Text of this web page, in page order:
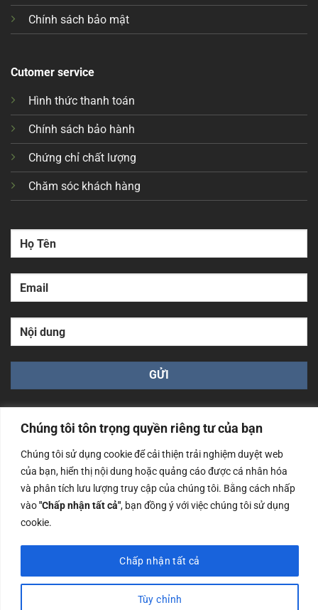
Chúng tôi tôn trọng quyền riêng tư của bạn
Chúng tôi sử dụng cookie để cải thiện trải nghiệm duyệt web
của bạn, hiển thị nội dung hoặc quảng cáo được cá nhân hóa
và phân tích lưu lượng truy cập của chúng tôi. Bằng cách nhấp
vào"Chấp nhận tất cả", bạn đồng ý với việc chúng tôi sử dụng
cookie.
Tùy chỉnh
Chấp nhận tất cả
Chính sách bảo mật
Cutomer service
Hình thức thanh toán
Chính sách bảo hành
Chứng chỉ chất lượng
Chăm sóc khách hàng
Công ty TNHH Nam Bình Xương - Số ĐKKD: 0108783483
cấp ngày 14/06/2019 bởi Sở Kế Hoạch và Đầu Tư Tp. Hà
Nội
Copyrights @2023 Nam Binh Xuong. All Rights Reserved